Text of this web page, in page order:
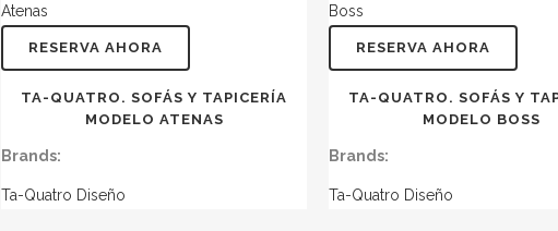
RESERVA AHORA
TA-QUATRO. SOFÁS Y TAPICERÍA
MODELO ATENAS
Brands:
Ta-Quatro Diseño
RESERVA AHORA
TA-QUATRO. SOFÁS Y
MODELO BOSS
Brands:
Ta-Quatro Diseño